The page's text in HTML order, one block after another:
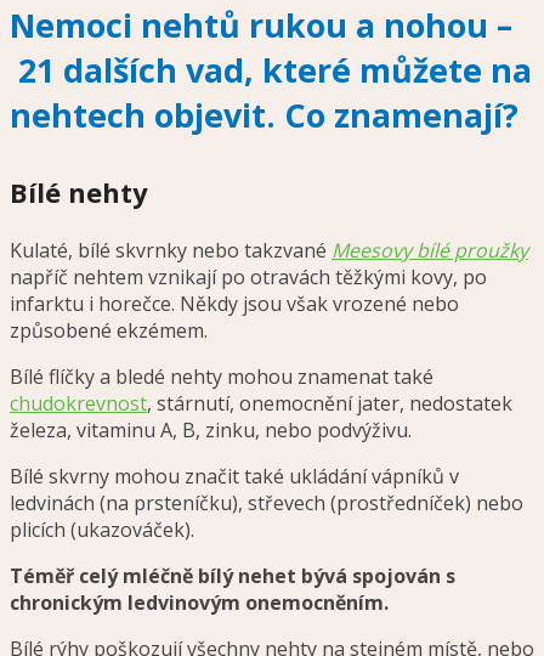
Nemoci nehtů rukou a nohou –
21 dalších vad, které můžete na
nehtech objevit. Co znamenají?
Bílé nehty
Kulaté, bílé skvrnky nebo takzvané Meesovy bílé proužky
napříč nehtem vznikají po otravách těžkými kovy, po
infarktu i horečce. Někdy jsou však vrozené nebo
způsobené ekzémem.
Bílé flíčky a bledé nehty mohou znamenat také
chudokrevnost, stárnutí, onemocnění jater, nedostatek
železa, vitaminu A, B, zinku, nebo podvýživu.
Bílé skvrny mohou značit také ukládání vápníků v
ledvinách (na prsteníčku), střevech (prostředníček) nebo
plicích (ukazováček).
Téměř celý mléčně bílý nehet bývá spojován s
chronickým ledvinovým onemocněním.
Bílé rýhy poškozují všechny nehty na stejném místě, nebo